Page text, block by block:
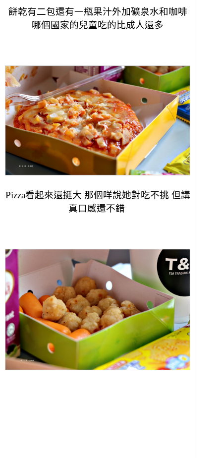
餅乾有二包還有一瓶果汁外加礦泉水和咖啡
哪個國家的兒童吃的比成人還多
Pizza看起來還挺大 那個咩說她對吃不挑 但講
真口感還不錯